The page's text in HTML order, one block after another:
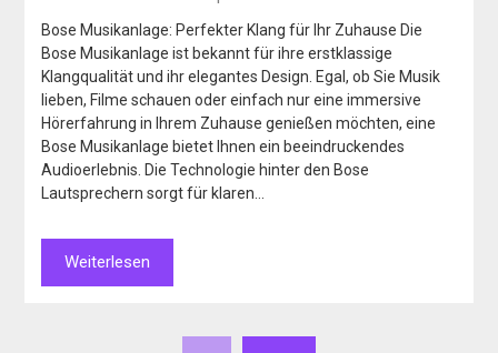
Bose Musikanlage: Perfekter Klang für Ihr Zuhause Die
Bose Musikanlage ist bekannt für ihre erstklassige
Klangqualität und ihr elegantes Design. Egal, ob Sie Musik
lieben, Filme schauen oder einfach nur eine immersive
Hörerfahrung in Ihrem Zuhause genießen möchten, eine
Bose Musikanlage bietet Ihnen ein beeindruckendes
Audioerlebnis. Die Technologie hinter den Bose
Lautsprechern sorgt für klaren…
Weiterlesen